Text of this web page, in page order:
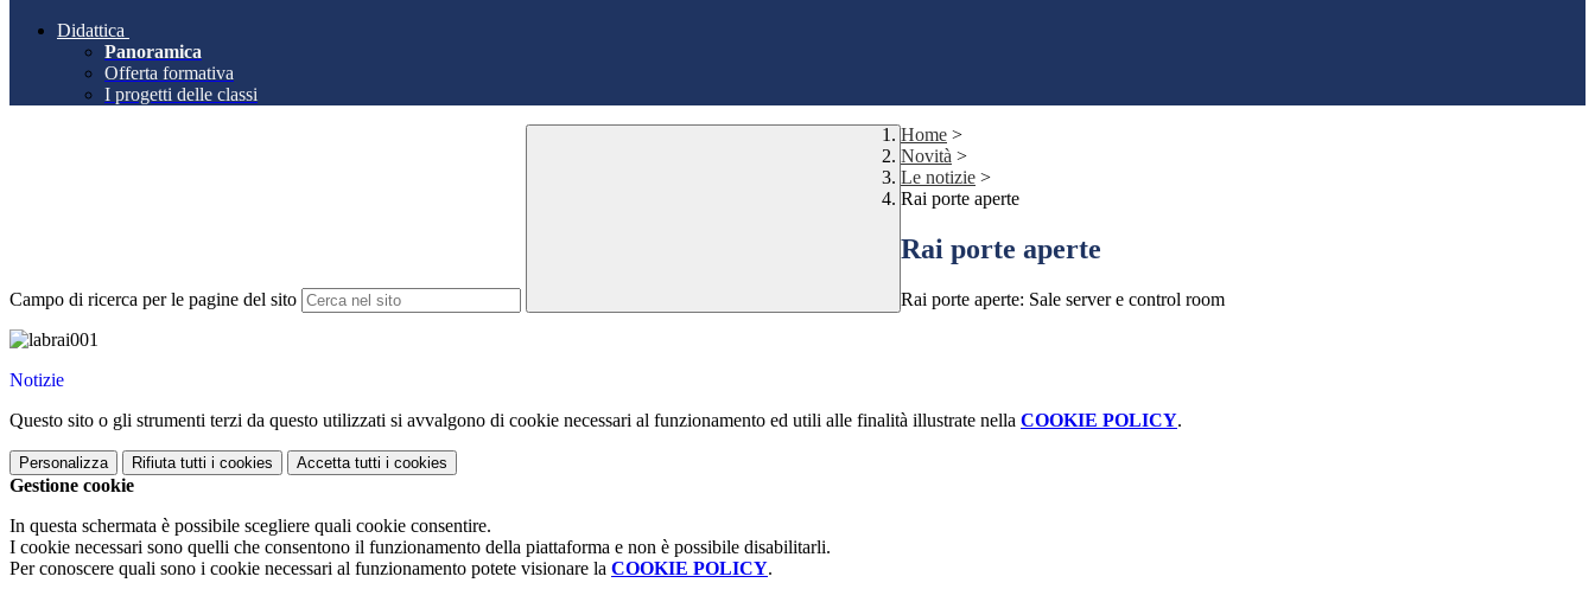
Didattica
Panoramica
Offerta formativa
I progetti delle classi
Campo di ricerca per le pagine del sito
Home >
Novità >
Le notizie >
Rai porte aperte
Rai porte aperte
Rai porte aperte: Sale server e control room
Notizie
Questo sito o gli strumenti terzi da questo utilizzati si avvalgono di cookie necessari al funzionamento ed utili alle finalità illustrate nella COOKIE POLICY.
Personalizza Rifiuta tutti i cookies Accetta tutti i cookies
Gestione cookie
In questa schermata è possibile scegliere quali cookie consentire.
I cookie necessari sono quelli che consentono il funzionamento della piattaforma e non è possibile disabilitarli.
Per conoscere quali sono i cookie necessari al funzionamento potete visionare la COOKIE POLICY.